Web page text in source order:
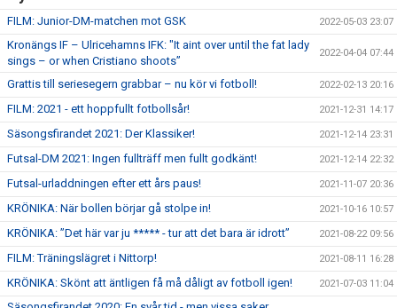
FILM: Junior-DM-matchen mot GSK 2022-05-03 23:07
Kronängs IF – Ulricehamns IFK: "It aint over until the fat lady
sings – or when Cristiano shoots”
2022-04-04 07:44
Grattis till seriesegern grabbar – nu kör vi fotboll! 2022-02-13 20:16
FILM: 2021 - ett hoppfullt fotbollsår! 2021-12-31 14:17
Säsongsfirandet 2021: Der Klassiker! 2021-12-14 23:31
Futsal-DM 2021: Ingen fullträff men fullt godkänt! 2021-12-14 22:32
Futsal-urladdningen efter ett års paus! 2021-11-07 20:36
KRÖNIKA: När bollen börjar gå stolpe in! 2021-10-16 10:57
KRÖNIKA: ”Det här var ju ***** - tur att det bara är idrott” 2021-08-22 09:56
FILM: Träningslägret i Nittorp! 2021-08-11 16:28
KRÖNIKA: Skönt att äntligen få må dåligt av fotboll igen! 2021-07-03 11:04